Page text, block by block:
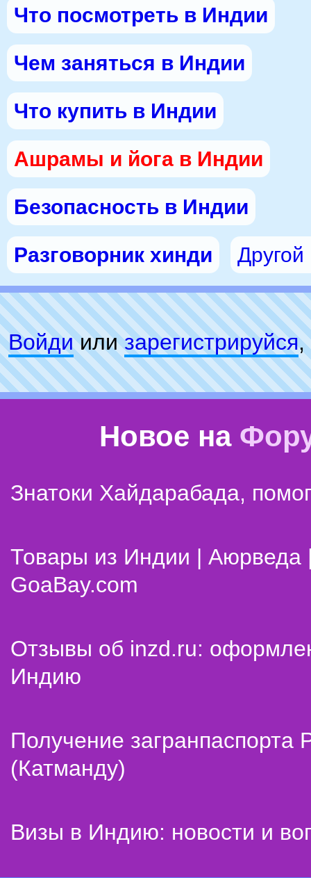
Что посмотреть в Индии
Чем заняться в Индии
Что купить в Индии
Ашрамы и йога в Индии
Безопасность в Индии
Разговорник хинди Другой
Войдиилизарeгиcтpируйся,
Новое на
Знатоки Хайдарабада,
Товары из Индии | Аюрведа
GoaBay.com
Отзывы об inzd.ru:
Индию
Получение
(Катманду)
Визы в Индию: новости и